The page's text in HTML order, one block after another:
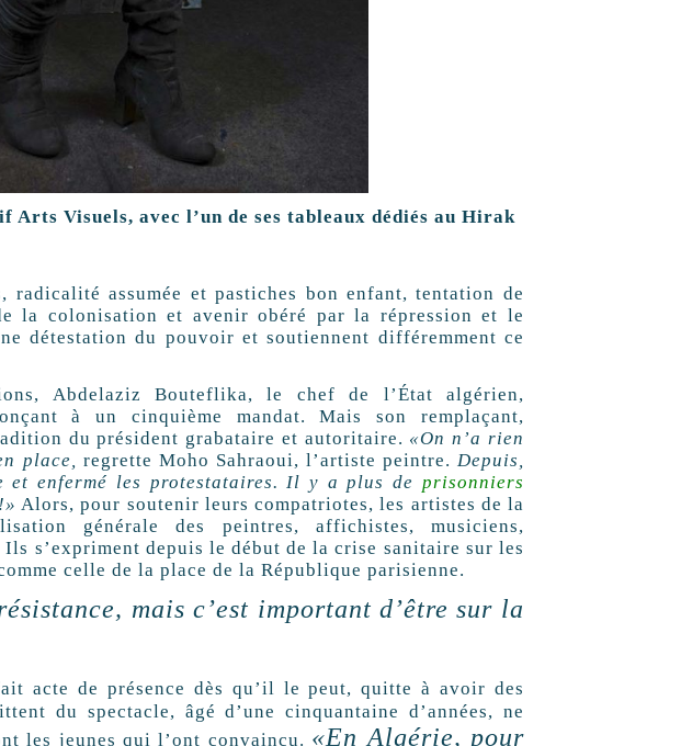
Visuels, avec l’un de ses tableaux dédiés au Hirak
radicalité assumée et pastiches bon enfant, tentation de
la colonisation et avenir obéré par la répression et le
détestation du pouvoir et soutiennent différemment ce
Abdelaziz Bouteflika, le chef de l’État algérien,
à un cinquième mandat. Mais son remplaçant,
du président grabataire et autoritaire. «On n’a rien
place, regrette Moho Sahraoui, l’artiste peintre. Depuis,
et enfermé les protestataires. Il y a plus de prisonniers
Alors, pour soutenir leurs compatriotes, les artistes de la
générale des peintres, affichistes, musiciens,
s’expriment depuis le début de la crise sanitaire sur les
celle de la place de la République parisienne.
mais c’est important d’être sur la
acte de présence dès qu’il le peut, quitte à avoir des
du spectacle, âgé d’une cinquantaine d’années, ne
les jeunes qui l’ont convaincu. «En Algérie, pour